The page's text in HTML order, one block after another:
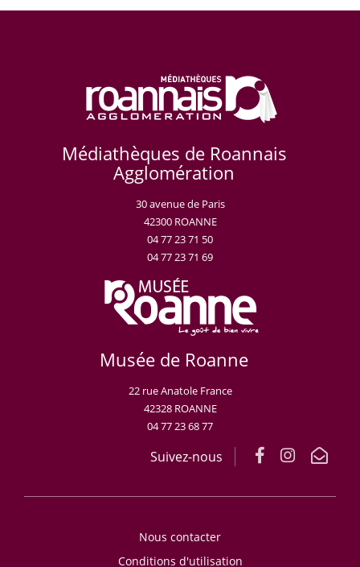
Médiathèques de Roannais
Agglomération
30 avenue de Paris
42300 ROANNE
04 77 23 71 50
04 77 23 71 69
Musée de Roanne
22 rue Anatole France
42328 ROANNE
04 77 23 68 77
Suivez-nous
Nous contacter
Conditions d'utilisation